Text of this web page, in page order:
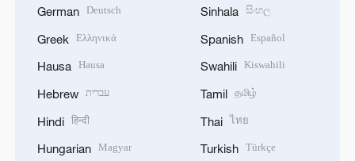
German Deutsch
Greek Ελληνικά
Hausa Hausa
Hebrew עברית
Hindi हिन्दी
Hungarian Magyar
Sinhala සිංහල
Spanish Español
Swahili Kiswahili
Tamil தமிழ்
Thai ไทย
Turkish Türkçe